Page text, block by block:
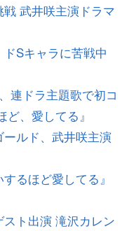
武井咲主演ドラマ
ドSキャラに苦戦中
連ドラ主題歌で初コ
、愛してる』
ルド、武井咲主演
るほど愛してる』
ト出演 滝沢カレン